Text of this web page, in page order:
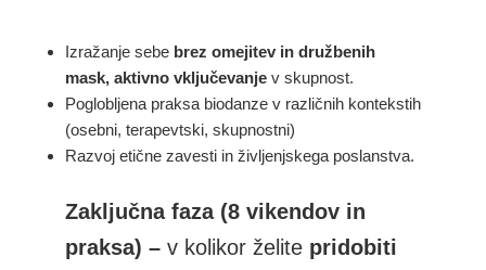
Izražanje sebe brez omejitev in družbenih
mask, aktivno vključevanje v skupnost.
Poglobljena praksa biodanze v različnih kontekstih
(osebni, terapevtski, skupnostni)
Razvoj etične zavesti in življenjskega poslanstva.
Zaključna faza (8 vikendov in
praksa) – v kolikor želite pridobiti